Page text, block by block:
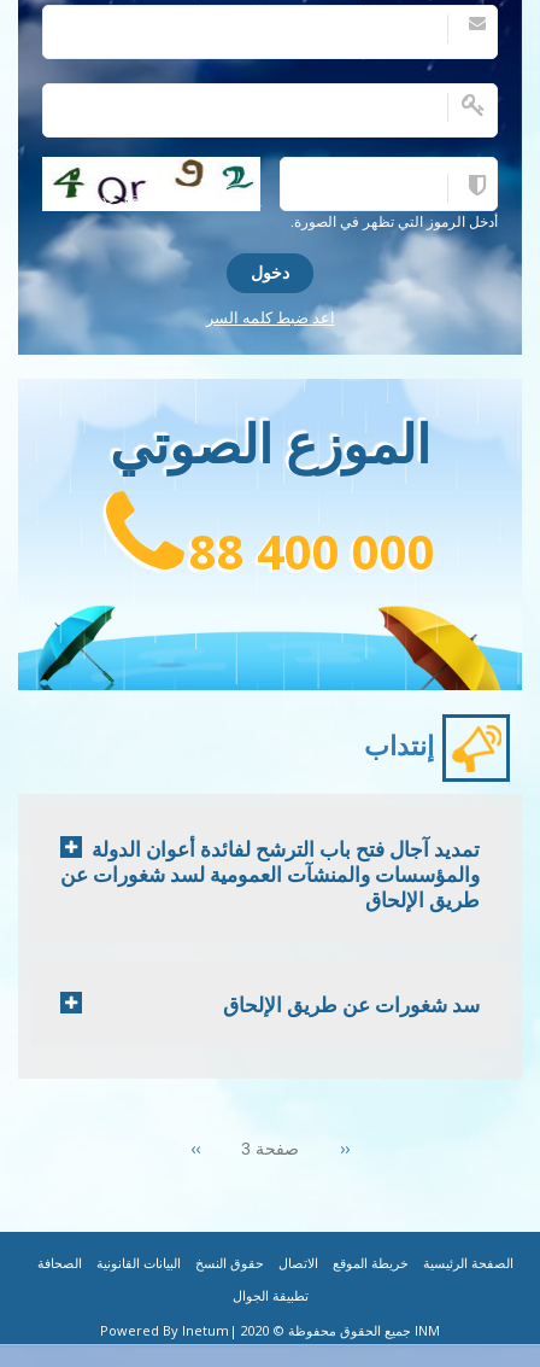
أدخل الرموز التي تظهر في الصورة.
احصل على كلمة التحقق جديدة!
اعد ضبط كلمه السر
الموزع الصوتي
88 400 000
إنتداب
تمديد آجال فتح باب الترشح لفائدة أعوان الدولة
والمؤسسات والمنشآت العمومية لسد شغورات عن
طريق الإلحاق
سد شغورات عن طريق الإلحاق
Previous‹‹ صفحة 3 Next››
FOOTER
MENU
الصفحة الرئيسية| خريطة الموقع| الاتصال| حقوق النسخ| البيانات القانونية| الصحافة|
تطبيقة الجوال
INM جميع الحقوق محفوظة © 2020 |Powered By Inetum